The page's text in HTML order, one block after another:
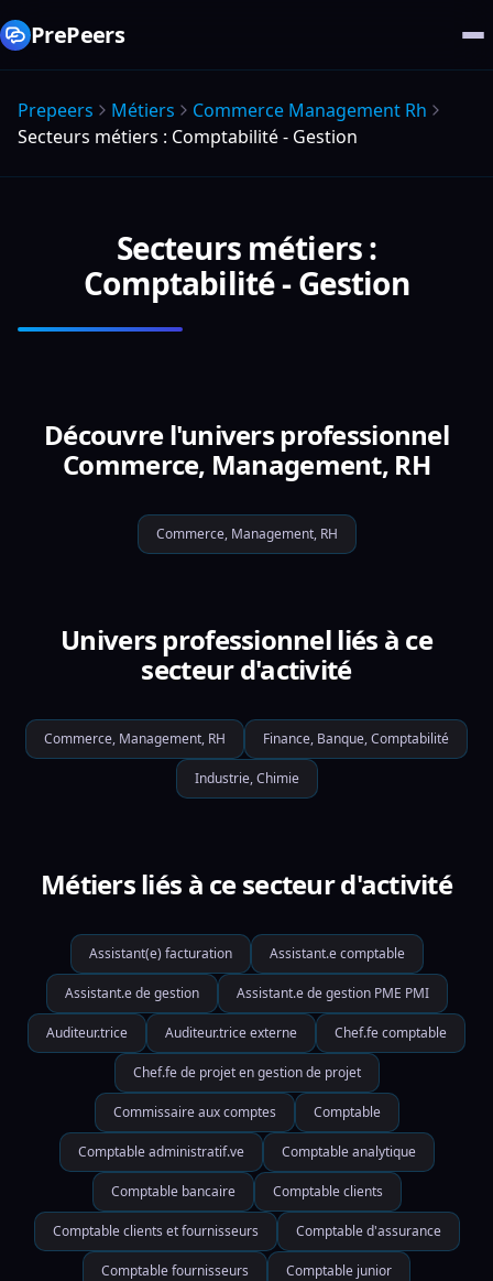
PrePeers
Prepeers Métiers
Commerce Management Rh
Secteurs métiers : Comptabilité - Gestion
Secteurs métiers :
Comptabilité - Gestion
Découvre l'univers professionnel
Commerce, Management, RH
Commerce, Management, RH
Univers professionnel liés à ce
secteur d'activité
Commerce, Management, RH Finance, Banque, Comptabilité
Industrie, Chimie
Métiers liés à ce secteur d'activité
Assistant(e) facturation Assistant.e comptable
Assistant.e de gestion Assistant.e de gestion PME PMI
Auditeur.trice Auditeur.trice externe Chef.fe comptable
Chef.fe de projet en gestion de projet
Commissaire aux comptes Comptable
Comptable administratif.ve Comptable analytique
Comptable bancaire Comptable clients
Comptable clients et fournisseurs Comptable d'assurance
Comptable fournisseurs Comptable junior